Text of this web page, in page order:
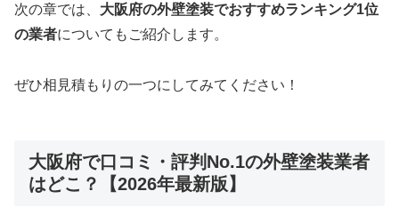
次の章では、 大阪府の外壁塗装でおすすめランキング1位
の業者についてもご紹介します。
ぜひ相見積もりの一つにしてみてください！
大阪府で口コミ・評判No.1の外壁塗装業者
はどこ？【2026年最新版】